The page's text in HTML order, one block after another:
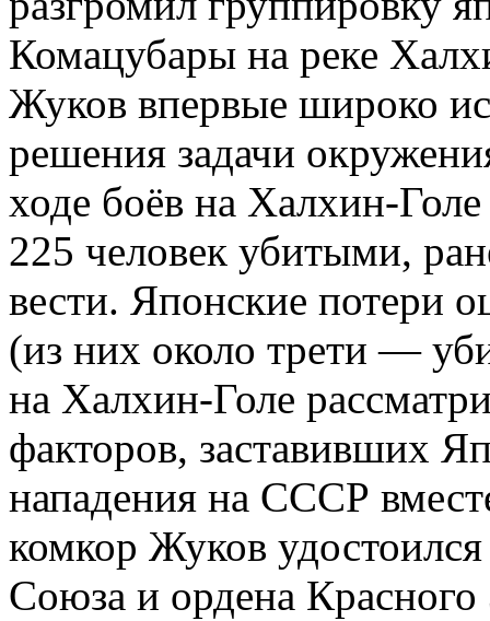
Комацубары на реке
Жуков впервые широко
решения задачи
ходе боёв на Халхин-
225 человек убитыми,
вести. Японские потери
(из них около трети —
на Халхин-Голе
факторов, заставивших
нападения на СССР
комкор Жуков удостоился
Союза и ордена